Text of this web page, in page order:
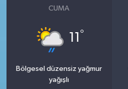
CUMA
11 °
Bölgesel düzensiz yağmur
yağışlı